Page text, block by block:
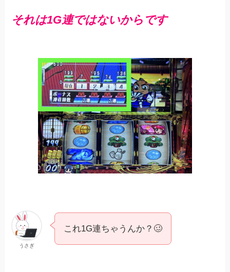
それは1G連ではないからです
うさぎ
これ1G連ちゃうんか？🥴